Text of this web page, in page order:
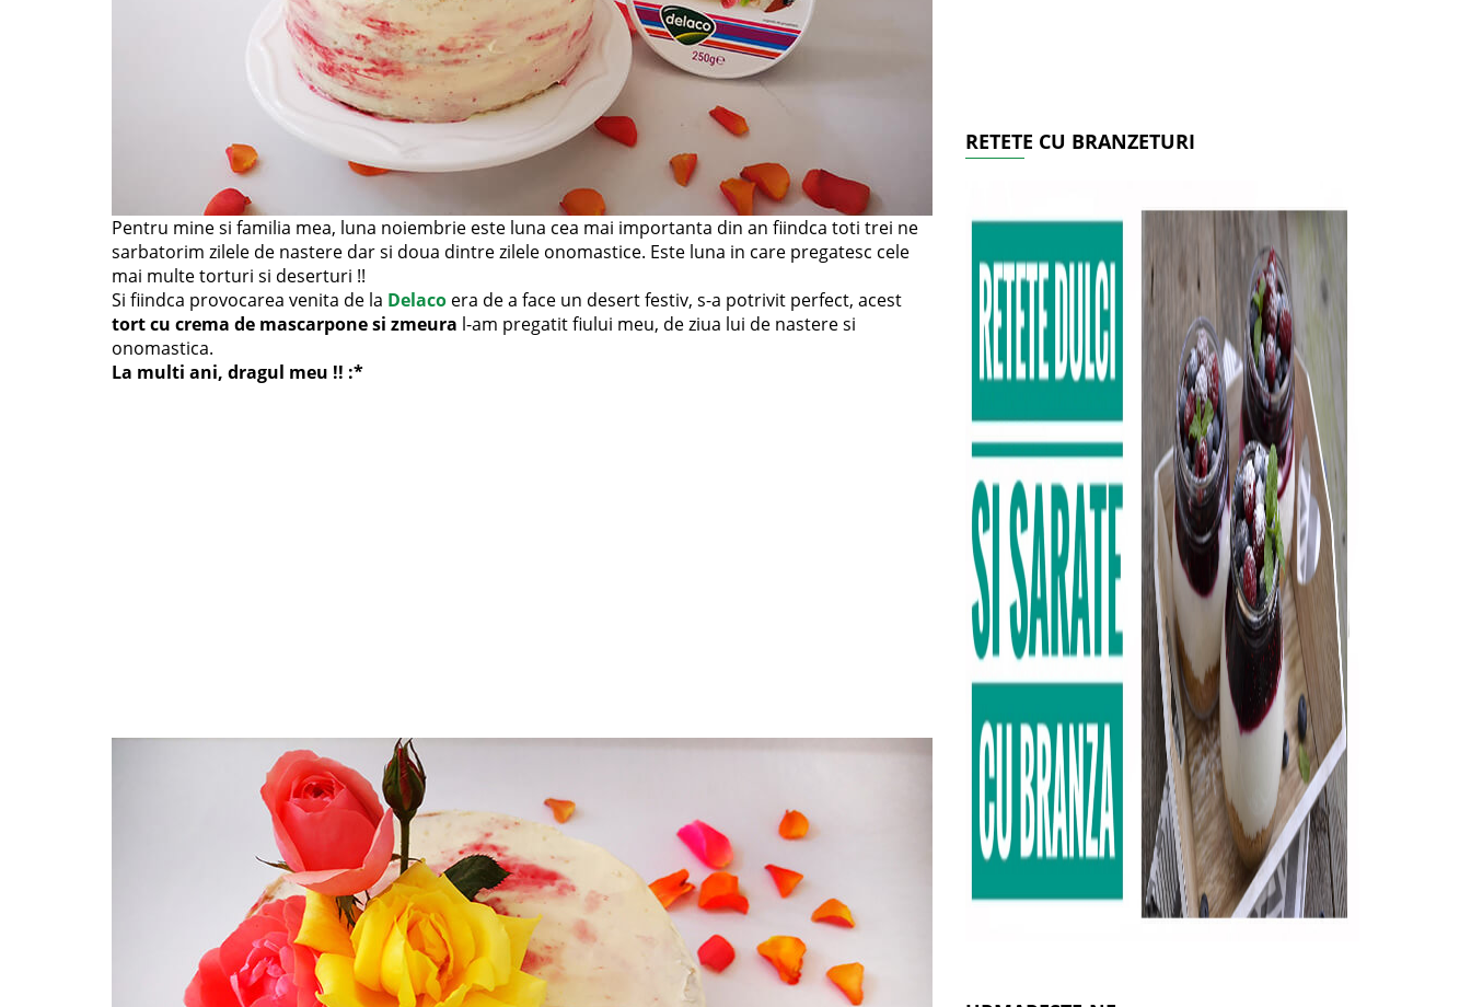
Pentru mine si familia mea, luna noiembrie este luna cea mai importanta din an fiindca toti trei ne
sarbatorim zilele de nastere dar si doua dintre zilele onomastice. Este luna in care pregatesc cele
mai multe torturi si deserturi !!
Si fiindca provocarea venita de la Delaco era de a face un desert festiv, s-a potrivit perfect, acest
tort cu crema de mascarpone si zmeura l-am pregatit fiului meu, de ziua lui de nastere si
onomastica.
La multi ani, dragul meu !! :*
RETETE CU BRANZETURI